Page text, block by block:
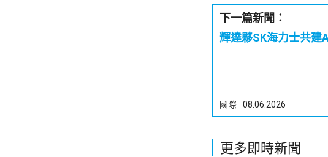
下一篇新聞：
輝達夥SK海力士共建
國際 08.06.2026
更多即時新聞